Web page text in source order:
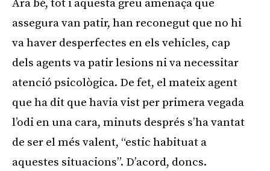
Ara bé, tot i aquesta greu amenaça que
assegura van patir, han reconegut que no hi
va haver desperfectes en els vehicles, cap
dels agents va patir lesions ni va necessitar
atenció psicològica. De fet, el mateix agent
que ha dit que havia vist per primera vegada
l’odi en una cara, minuts després s’ha vantat
de ser el més valent, “estic habituat a
aquestes situacions”. D’acord, doncs.